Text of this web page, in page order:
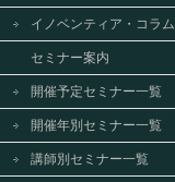
イノベンティア・コラム
セミナー案内
開催予定セミナー一覧
開催年別セミナー一覧
講師別セミナー一覧